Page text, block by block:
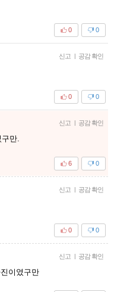
0
0
신고 | 공감 확인
0
0
신고 | 공감 확인
만.
0
6
신고 | 공감 확인
0
0
신고 | 공감 확인
이였구만